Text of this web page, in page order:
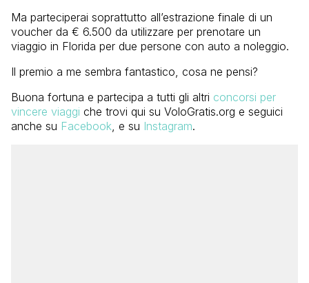
Ma parteciperai soprattutto all’estrazione finale di un
voucher da € 6.500 da utilizzare per prenotare un
viaggio in Florida per due persone con auto a noleggio.
Il premio a me sembra fantastico, cosa ne pensi?
Buona fortuna e partecipa a tutti gli altri concorsi per
vincere viaggi che trovi qui su VoloGratis.org e seguici
anche su Facebook , e su Instagram.